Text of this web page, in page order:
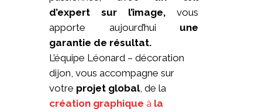
d’expert sur l’image, vous
apporte aujourd’hui une
garantie de résultat.
L’équipe Léonard – décoration
dijon, vous accompagne sur
votre projet global, de la
création graphique à la